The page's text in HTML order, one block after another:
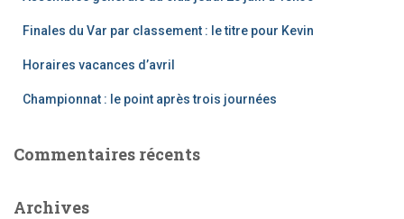
Finales du Var par classement : le titre pour Kevin
Horaires vacances d’avril
Championnat : le point après trois journées
Commentaires récents
Archives